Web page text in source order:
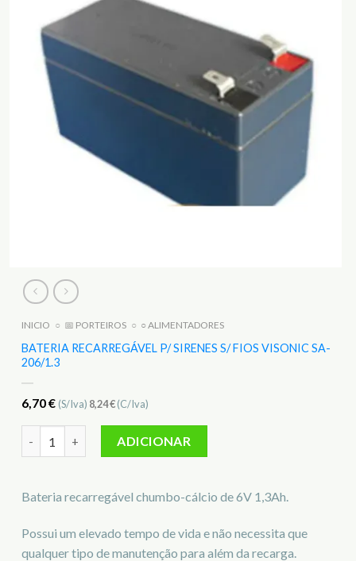
INICIO ○ 📅 PORTEIROS ○ ○ ALIMENTADORES
BATERIA RECARREGÁVEL P/ SIRENES S/ FIOS VISONIC SA-
206/1.3
6,70€ (S/Iva) 8,24€(C/Iva)
ADICIONAR
Bateria recarregável chumbo-cálcio de 6V 1,3Ah.
Possui um elevado tempo de vida e não necessita que
qualquer tipo de manutenção para além da recarga.